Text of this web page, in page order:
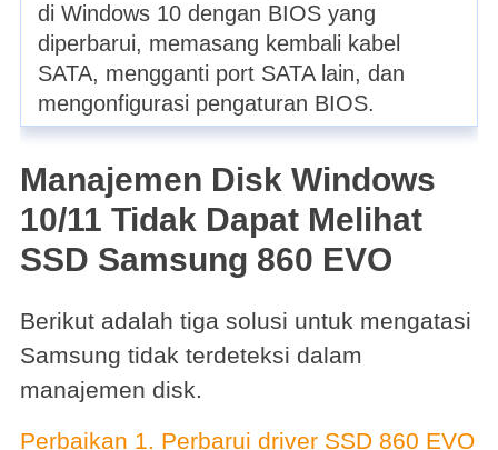
di Windows 10 dengan BIOS yang
diperbarui, memasang kembali kabel
SATA, mengganti port SATA lain, dan
mengonfigurasi pengaturan BIOS.
Manajemen Disk Windows
10/11 Tidak Dapat Melihat
SSD Samsung 860 EVO
Berikut adalah tiga solusi untuk mengatasi
Samsung tidak terdeteksi dalam
manajemen disk.
Perbaikan 1. Perbarui driver SSD 860 EVO